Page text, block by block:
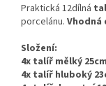
Praktická 12dílná
porcelánu. Vhodná
Složení:
4x talíř mělký
4x talíř hluboký